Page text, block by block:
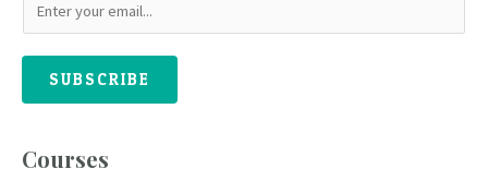
SUBSCRIBE
Courses